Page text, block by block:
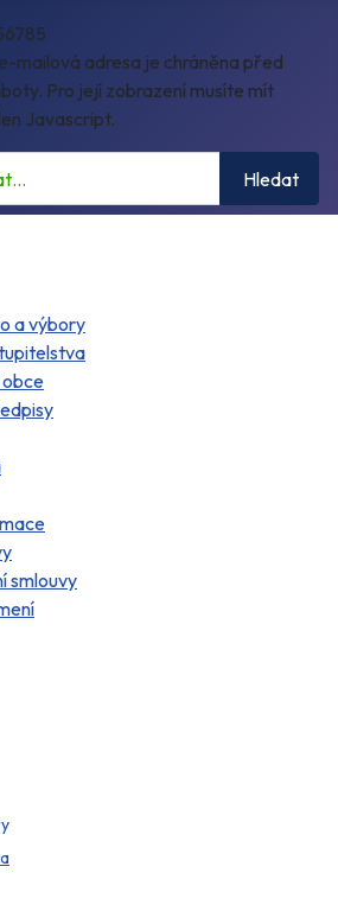
mailová adresa je chráněna před
Pro její zobrazení musíte mít
Javascript.
Hledat
a výbory
smlouvy